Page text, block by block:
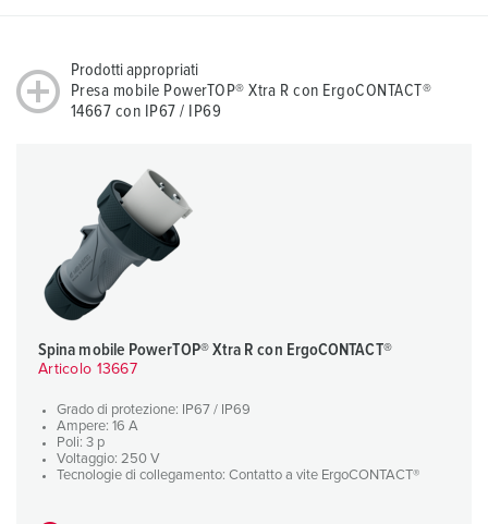
Prodotti appropriati
Presa mobile PowerTOP® Xtra R con ErgoCONTACT®
14667 con IP67 / IP69
Spina mobile PowerTOP® Xtra R con ErgoCONTACT®
Articolo 13667
Grado di protezione: IP67 / IP69
Ampere: 16 A
Poli: 3 p
Voltaggio: 250 V
Tecnologie di collegamento: Contatto a vite ErgoCONTACT®